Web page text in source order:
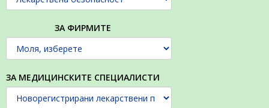
ЗА ФИРМИТЕ
ЗА МЕДИЦИНСКИТЕ СПЕЦИАЛИСТИ